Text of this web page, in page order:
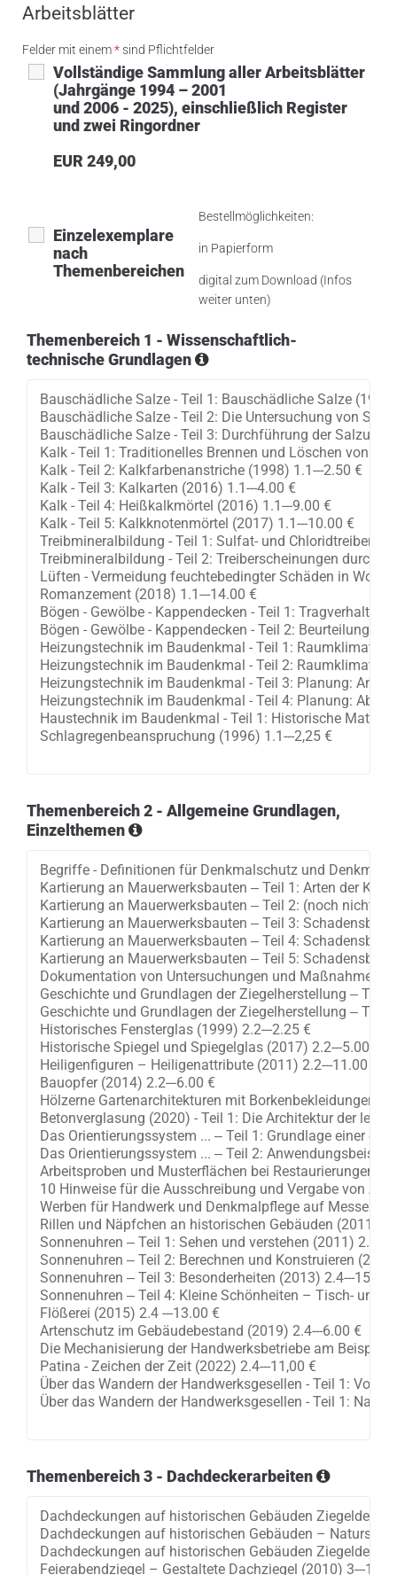
Arbeitsblätter
Felder mit einem*sind Pflichtfelder
Vollständige Sammlung aller Arbeitsblätter
(Jahrgänge 1994 – 2001
und 2006 - 2025), einschließlich Register
und zwei Ringordner
EUR 249,00
Einzelexemplare
nach
Themenbereichen
Bestellmöglichkeiten:
in Papierform
digital zum Download (Infos
weiter unten)
Themenbereich 1 - Wissenschaftlich-
technische Grundlagen
Themenbereich 2 - Allgemeine Grundlagen,
Einzelthemen
Themenbereich 3 - Dachdeckerarbeiten